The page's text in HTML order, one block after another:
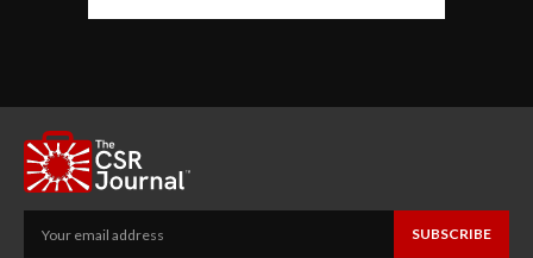
SUBSCRIBE